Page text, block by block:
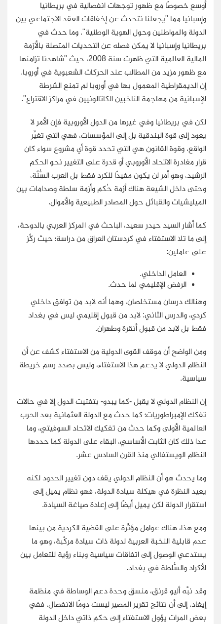
أوسع خصوصًا مع ظهور توجهات انفصالية في بريطانيا
وإسبانيا مما "يجعلنا نتحدث عن إخفاقات العقد الاجتماعي بين
الدولة والمواطنين وحول الهوية الوطنية". وما حدث في
بريطانيا وإسبانيا لا يمكن فصله عن التحديات المتصلة بالأزمة
المالية العالمية التي ظهرت سنة 2008، حيث "شاهدنا تزامنها
مع ظهور مزيد من المطالب عند الحركات الشعبوية في أوروبا.
إن الديمقراطية المعمول بها في أوروبا لم تمنع الشرطة
الإسبانية من مهاجمة الناخبين الكاتالونيين في مراكز الاقتراع".
لكن في بريطانيا وفي غيرها من الدول الأوروبية فإن الأمر لا
يعود إلى قوة البندقية بل إلى المؤسسات، فهي التي تغيِّر
الواقع، وقوة القانون هي التي تحدد قوة أي مشروع سواء كان
قرار مغادرة الاتحاد الأوروبي أو قدرة على التغيير نحو الحكم
الرشيد، وهو أمر لن يكون مفيدًا للكرد فقط بل العرب السُّنَّة،
وحتى داخل الشيعة هناك أزمة حُكم وأزمة سلطة وصدامات بين
الميليشيات والقبائل حول المصادر الطبيعية والأموال.
كما أشار السيد حيدر سعيد، الباحث في المركز العربي بالدوحة،
إلى ما تلا الاستفتاء في كردستان العراق من دراسة؛ حيث ركَّز
على عاملين:
العامل الداخلي.
الرفض الإقليمي لما حدث.
وهنالك درسان مستخلصان، وهما أنه لابد من توافق داخلي
كردي، والدرس الثاني: لابد من قبول إقليمي ليس في بغداد
فقط بل لابد من قبول أنقرة وطهران.
ومن الواضح أن موقف القوى الدولية من الاستفتاء كشف عن أن
النظام الدولي لا يدعم هذا الاستفتاء، وليس بصدد رسم خريطة
سياسية.
إن النظام الدولي لا يقبل -كما يبدو- بتفتيت الدول إلا في حالات
تفكك الإمبراطوريات؛ كما حدث مع الدولة العثمانية بعد الحرب
العالمية الأولى وكما حدث من تفكيك الاتحاد السوفيتي، وما
عدا ذلك كان الثابت الأساسي، البقاء على الدولة كما حددها
النظام الويستفالي منذ القرن السادس عشر.
وما يحدث هو أن النظام الدولي يقف دون تغيير الحدود لكنه
يعيد النظرة في هيكلة سيادة الدولة، فهو نظام يميل إلى
استقرار الدولة لكن يميل أيضًا إلى إعادة صياغة السيادة.
ومع هذا، هناك عوامل مؤثِّرة على القضية الكردية من بينها
عدم قابلية النخبة العربية لدولة ذات سيادة مركَّبة، وهو ما
يستدعي الوصول إلى اتفاقات سياسية وبناء رؤية للتعامل بين
الأكراد والسُّلطة في بغداد.
وقد نبَّه أليو قرنق، منسق وحدة دعم الوساطة في منظمة
إيغاد، إلى أن نتائج تقرير المصير ليست دومًا الانفصال، ففي
بعض المرات يؤول الاستفتاء إلى حكم ذاتي داخل الدولة